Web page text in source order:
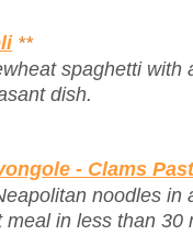
**
spaghetti with
dish.
- Clams
noodles in
meal in less than 30